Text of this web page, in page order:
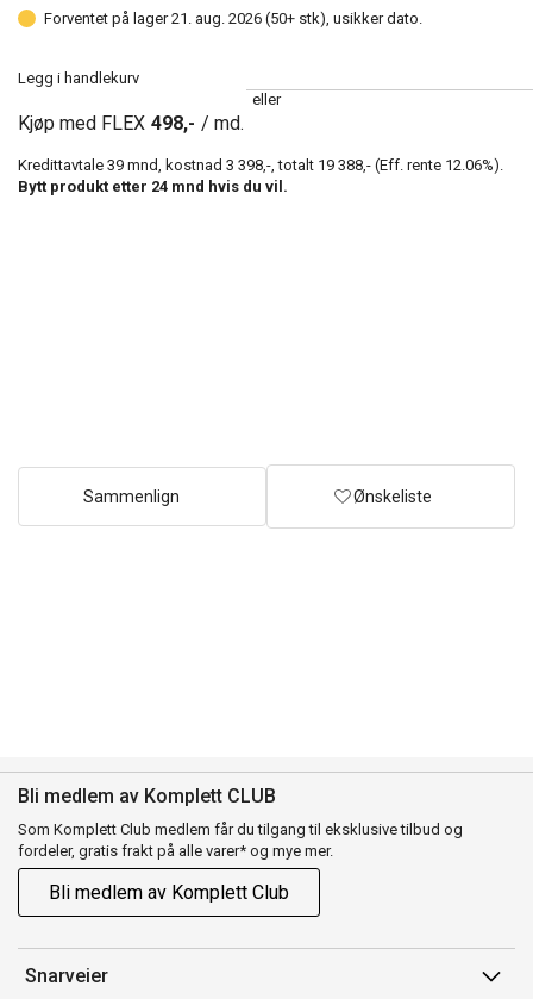
Forventet på lager 21. aug. 2026 (50+ stk), usikker dato.
Legg i handlekurv
eller
Kjøp med FLEX 498,- / md.
Kredittavtale 39 mnd, kostnad 3 398,- , totalt 19 388,- (Eff. rente 12.06%).
Bytt produkt etter 24 mnd hvis du vil.
Sammenlign Ønskeliste
Bli medlem av Komplett CLUB
Som Komplett Club medlem får du tilgang til eksklusive tilbud og
fordeler, gratis frakt på alle varer* og mye mer.
Bli medlem av Komplett Club
Snarveier